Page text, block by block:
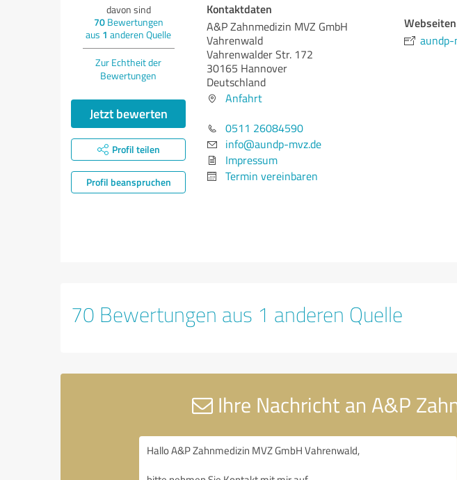
davon sind
70Bewertungen
aus 1 anderen Quelle
Zur Echtheit der
Bewertungen
Jetzt bewerten
Profil teilen
Profil beanspruchen
Kontaktdaten
A&P Zahnmedizin MVZ GmbH
Vahrenwald
Vahrenwalder Str. 172
30165 Hannover
Deutschland
Anfahrt
0511 26084590
info@aundp-mvz.de
Impressum
Termin vereinbaren
Webseiten
aundp-
70 Bewertungen aus 1 anderen Quelle
Ihre Nachricht an A&P